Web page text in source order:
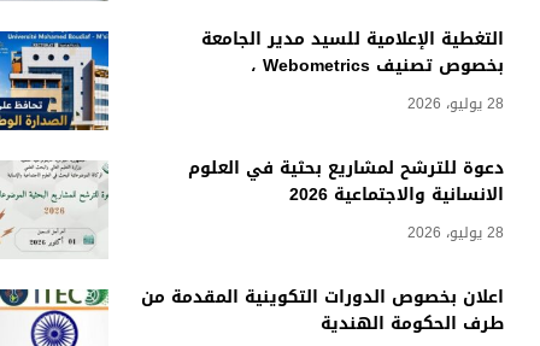
التغطية الإعلامية للسيد مدير الجامعة
بخصوص تصنيف Webometrics ،
28 يوليو، 2026
دعوة للترشح لمشاريع بحثية في العلوم
الانسانية والاجتماعية 2026
28 يوليو، 2026
اعلان بخصوص الدورات التكوينية المقدمة من
طرف الحكومة الهندية